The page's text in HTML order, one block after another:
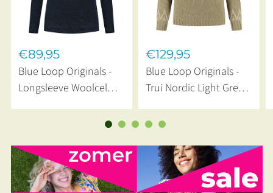
€89,95
Blue Loop Originals -
Longsleeve Woolcel
€129,95
Blue Loop Originals -
Trui Nordic Light Green